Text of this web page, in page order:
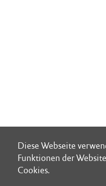
Diese Webseite
Funktionen der
Cookies.
Diese Webseite
Funktionen der
Cookies.